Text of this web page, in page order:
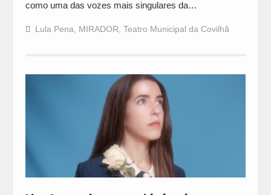
como uma das vozes mais singulares da…
Lula Pena, MIRADOR, Teatro Municipal da Covilhã